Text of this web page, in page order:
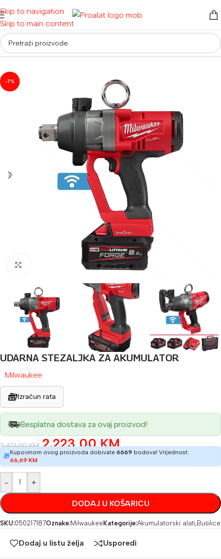
Skip to navigation
Skip to main content
Početna/ Električni alati
-7%
UDARNA STEZALJKA ZA AKUMULATOR
Milwaukee
Izračun rata
Besplatna dostava za ovaj proizvod!
2.401,00KM 2.223,00KM
🎁Kupovinom ovog proizvoda dobivate 6669 bodova! Vrijednost:
66,69 KM
- +
DODAJ U KOŠARICU
SKU:050217187Oznake:Milwaukee Kategorije:Akumulatorski alati,Bušilice
Dodaj u listu želja Usporedi